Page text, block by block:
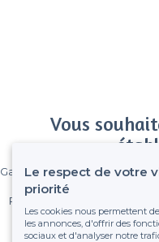
Vous
Gagnez de nombreux clients
Pas de commissions et
fixe sans risque
Le respect de votre
priorité
Les cookies nous permettent
les annonces, d'offrir des
sociaux et d'analyser notre